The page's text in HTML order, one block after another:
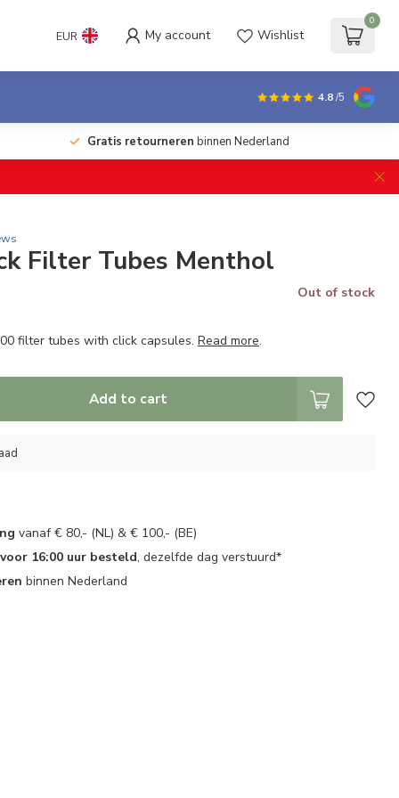
EUR My account Wishlist
0
4.8/5
Gratis retourneren binnen Nederland
Filter Tubes Menthol
Out of stock
filter tubes with click capsules.Read more.
Add to cart
vanaf € 80,- (NL) & € 100,- (BE)
16:00 uur besteld, dezelfde dag verstuurd*
binnen Nederland